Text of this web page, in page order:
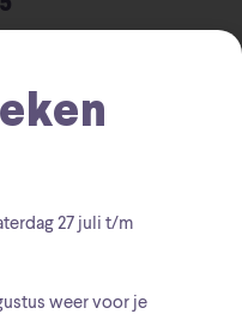
27 juli t/m
weer voor je